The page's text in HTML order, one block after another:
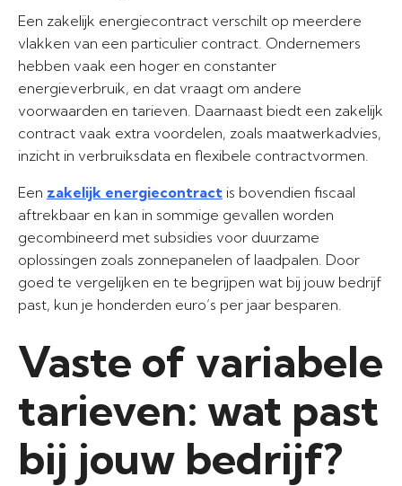
Een zakelijk energiecontract verschilt op meerdere
vlakken van een particulier contract. Ondernemers
hebben vaak een hoger en constanter
energieverbruik, en dat vraagt om andere
voorwaarden en tarieven. Daarnaast biedt een zakelijk
contract vaak extra voordelen, zoals maatwerkadvies,
inzicht in verbruiksdata en flexibele contractvormen.
Een zakelijk energiecontract is bovendien fiscaal
aftrekbaar en kan in sommige gevallen worden
gecombineerd met subsidies voor duurzame
oplossingen zoals zonnepanelen of laadpalen. Door
goed te vergelijken en te begrijpen wat bij jouw bedrijf
past, kun je honderden euro’s per jaar besparen.
Vaste of variabele
tarieven: wat past
bij jouw bedrijf?